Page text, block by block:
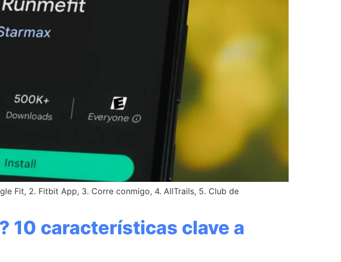
Fit, 2. Fitbit App, 3. Corre conmigo, 4. AllTrails, 5. Club de
10 características clave a